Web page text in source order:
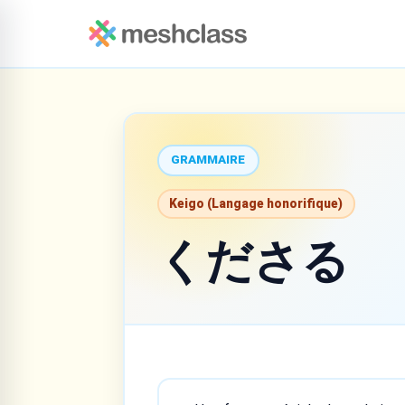
GRAMMAIRE
Keigo (Langage honorifique)
くださる